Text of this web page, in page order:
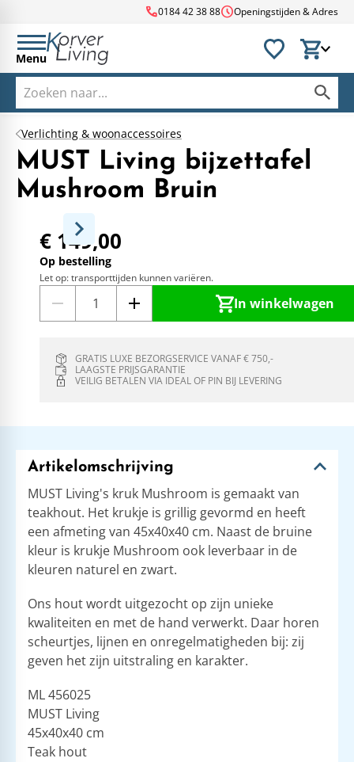
call0184 42 38 88scheduleOpeningstijden & Adres
Menu
Verlichting & woonaccessoires
MUST Living bijzettafel
Mushroom Bruin
€ 149,00
Op bestelling
Let op: transporttijden kunnen variëren.
In winkelwagen
GRATIS LUXE BEZORGSERVICE VANAF € 750,-
LAAGSTE PRIJSGARANTIE
VEILIG BETALEN VIA IDEAL OF PIN BIJ LEVERING
Artikelomschrijving
MUST Living's kruk Mushroom is gemaakt van
teakhout. Het krukje is grillig gevormd en heeft
een afmeting van 45x40x40 cm. Naast de bruine
kleur is krukje Mushroom ook leverbaar in de
kleuren naturel en zwart.
Ons hout wordt uitgezocht op zijn unieke
kwaliteiten en met de hand verwerkt. Daar horen
scheurtjes, lijnen en onregelmatigheden bij: zij
geven het zijn uitstraling en karakter.
ML 456025
MUST Living
45x40x40 cm
Teak hout